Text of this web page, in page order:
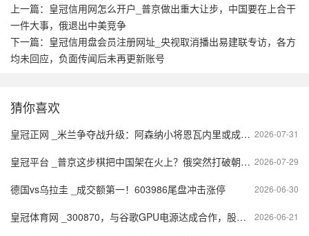
上一篇： 皇冠信用网怎么开户_普京做出重大让步，中国要在上合干
一件大事，俄退出中美竞争
下一篇： 皇冠信用盘会员注册网址_央视取消播出易建联专访，各方
均未回应，负面传闻后未再更新账号
猜你喜欢
2026-07-31
皇冠正网 _米兰争夺战升级：阿森纳小将恩瓦内里或成新一代球星的转折点
2026-07-29
皇冠平台 _普京这步棋把中国架在火上？俄突然打破朝核20年约定
2026-06-30
德国vs乌拉圭 _成交额第一！603986尾盘冲击涨停
2026-06-21
皇冠体育网 _300870，与谷歌GPU电源达成合作，股价创历史新高